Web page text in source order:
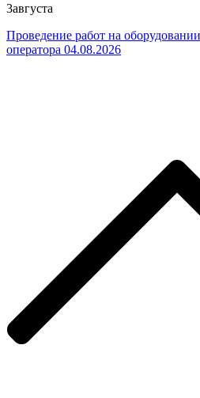
3августа
Проведение работ на
оператора 04.08.2026